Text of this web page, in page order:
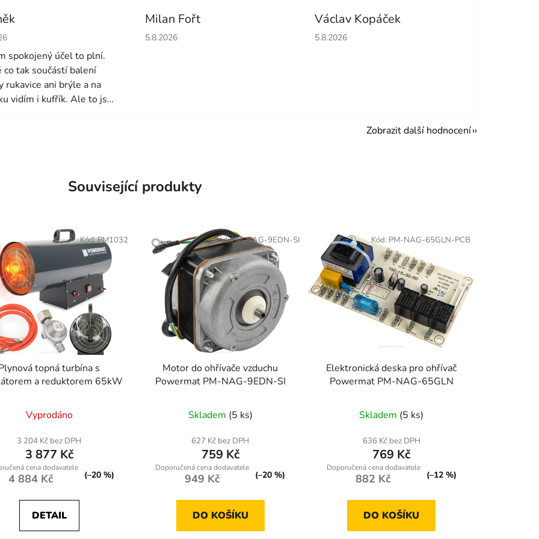
obchodu je 4 z 5 hvězdiček.
spokojený účel to plní.
co tak součástí balení
rukavice ani brýle a na
vidím i kufřík. Ale to jsou
Milan Fořt
Hodnocení obchodu je 5 z 5 hvězdiček.
5.8.2026
Václav Kopáček
Hodnocení obchodu je 5 z 5 hvězdiček.
5.8.2026
Zobrazit další hodnocení
Související produkty
topná turbína s
a reduktorem 65kW
Vyprodáno
3 204 Kč bez DPH
3 877 Kč
4 884 Kč (–20 %)
DETAIL
Kód:PM1032
Motor do ohřívače vzduchu
Powermat PM-NAG-9EDN-SI
Skladem (5 ks)
627 Kč bez DPH
759 Kč
949 Kč (–20 %)
DO KOŠÍKU
Kód:PM-NAG-9EDN-SI
Elektronická deska pro ohřívač
Powermat PM-NAG-65GLN
Skladem (5 ks)
636 Kč bez DPH
769 Kč
882 Kč (–12 %)
DO KOŠÍKU
Kód: PM-NAG-65GLN-PCB